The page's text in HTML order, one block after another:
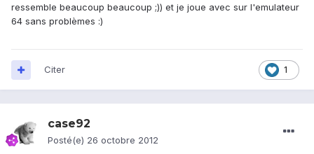
ressemble beaucoup beaucoup ;)) et je joue avec sur l'emulateur
64 sans problèmes :)
1
Citer
case92
Posté(e) 26 octobre 2012